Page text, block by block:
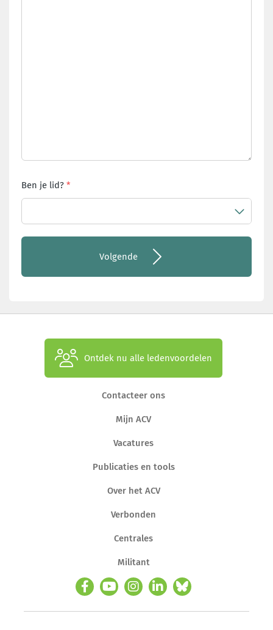
Ben je lid?
Volgende
Ontdek nu alle ledenvoordelen
Contacteer ons
Mijn ACV
Vacatures
Publicaties en tools
Over het ACV
Verbonden
Centrales
Militant